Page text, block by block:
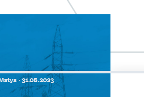
·31.08.2023